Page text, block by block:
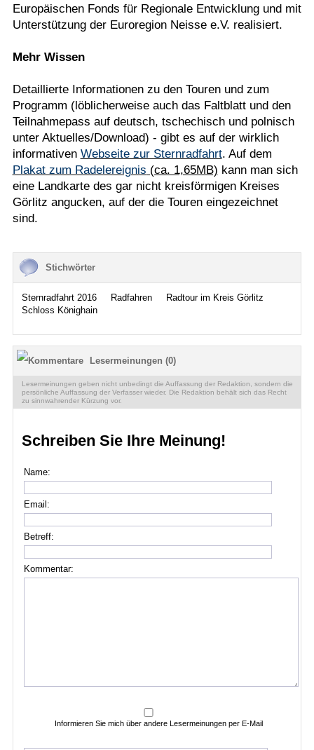
Europäischen Fonds für Regionale Entwicklung und mit
Unterstützung der Euroregion Neisse e.V. realisiert.
Mehr Wissen
Detaillierte Informationen zu den Touren und zum
Programm (löblicherweise auch das Faltblatt und den
Teilnahmepass auf deutsch, tschechisch und polnisch
unter Aktuelles/Download) - gibt es auf der wirklich
informativen Webseite zur Sternradfahrt. Auf dem
Plakat zum Radelereignis (ca. 1,65MB) kann man sich
eine Landkarte des gar nicht kreisförmigen Kreises
Görlitz angucken, auf der die Touren eingezeichnet
sind.
Stichwörter
Sternradfahrt 2016 Radfahren
Radtour im Kreis Görlitz
Schloss Könighain
Lesermeinungen (0)
Lesermeinungen geben nicht unbedingt die Auffassung der Redaktion, sondern die
persönliche Auffassung der Verfasser wieder. Die Redaktion behält sich das Recht
zu sinnwahrender Kürzung vor.
Schreiben Sie Ihre Meinung!
Name:
Email:
Betreff:
Kommentar:
Informieren Sie mich über andere Lesermeinungen per E-Mail